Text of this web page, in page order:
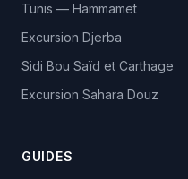
Tunis — Hammamet
Excursion Djerba
Sidi Bou Saïd et Carthage
Excursion Sahara Douz
GUIDES